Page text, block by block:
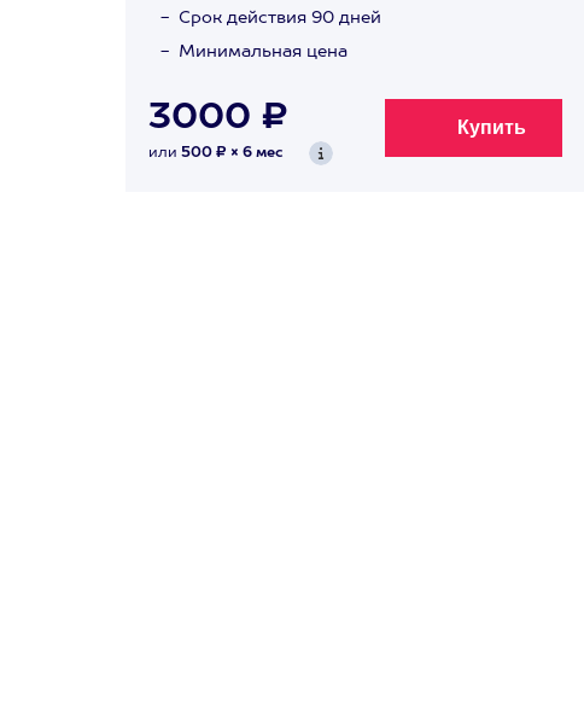
Срок действия 90 дней
Минимальная цена
3000 ₽
или 500 ₽ × 6 мес